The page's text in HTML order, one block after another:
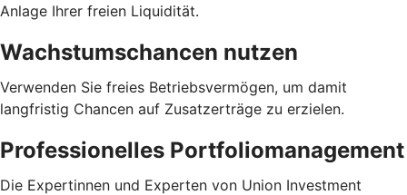
Anlage Ihrer freien Liquidität.
Wachstumschancen nutzen
Verwenden Sie freies Betriebsvermögen, um damit
langfristig Chancen auf Zusatzerträge zu erzielen.
Professionelles Portfoliomanagement
Die Expertinnen und Experten von Union Investment